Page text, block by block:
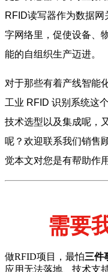
RFID读写器作为数据
字网络里，促使设备、
能的自组织生产迈进。
对于那些有着产线智能
工业 RFID 识别系统这
技术选型以及集成呢，
呢？欢迎联系我们销售
觉本文对您是有帮助作
需要
做RFID项目，最怕三件
应用无法落地、技术支